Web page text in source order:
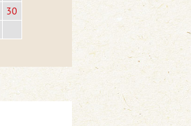
30